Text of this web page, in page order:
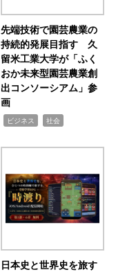
先端技術で園芸農業の
持続的発展目指す 久
留米工業大学が「ふく
おか未来型園芸農業創
出コンソーシアム」参
画
ビジネス 社会
日本史と世界史を旅す